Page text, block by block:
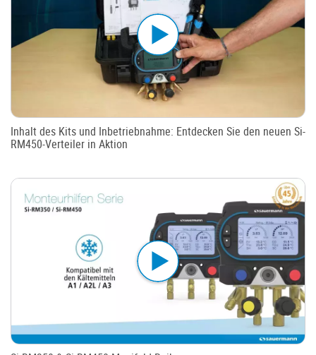
Inhalt des Kits und Inbetriebnahme: Entdecken Sie den neuen Si-
RM450-Verteiler in Aktion